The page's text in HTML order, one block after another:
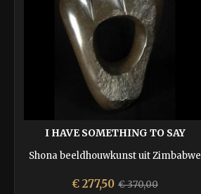
I HAVE SOMETHING TO SAY
Shona beeldhouwkunst uit Zimbabwe
Prijs
€ 277,50 Normale
€ 370,00